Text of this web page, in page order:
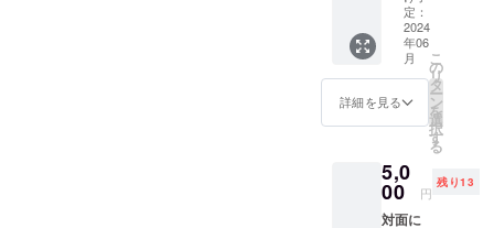
す。 ・
掲載期
間はお
申し出
場合、
HP存続
続けま
す。 ・
「協賛
フォン
ト等の
指定不
はお申
し出の
存続の
限り掲
載し続
くださ
い。 諸
注意 原
材料及
び添加
物等の
品のラ
ベルに
表記さ
れま
バーと
お話し
をした
い方は
こち
ら。私
たちと
しても
方とお
話をし
たいと
考えて
定：
2024
年06
月
詳細を見る
こ
の
リ
タ
ー
ン
を
選
択
す
る
5,0
00 円
残り13
対面に